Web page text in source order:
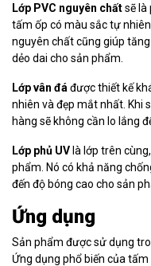
Lớp PVC nguyên chấtsẽ là
tấm ốp có màu sắc tự
nguyên chất cũng giúp
dẻo dai cho sản phẩm.
Lớp vân đá được thiết kế
nhiên và đẹp mắt nhất. Khi
hàng sẽ không cần lo lắng
Lớp phủ UV là lớp trên
phẩm. Nó có khả năng
đến độ bóng cao cho sản
Ứng dụng
Sản phẩm được sử dụng
Ứng dụng phổ biến của